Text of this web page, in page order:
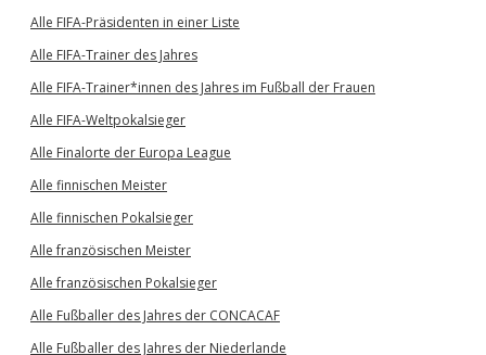
Alle FIFA-Präsidenten in einer Liste
Alle FIFA-Trainer des Jahres
Alle FIFA-Trainer*innen des Jahres im Fußball der Frauen
Alle FIFA-Weltpokalsieger
Alle Finalorte der Europa League
Alle finnischen Meister
Alle finnischen Pokalsieger
Alle französischen Meister
Alle französischen Pokalsieger
Alle Fußballer des Jahres der CONCACAF
Alle Fußballer des Jahres der Niederlande